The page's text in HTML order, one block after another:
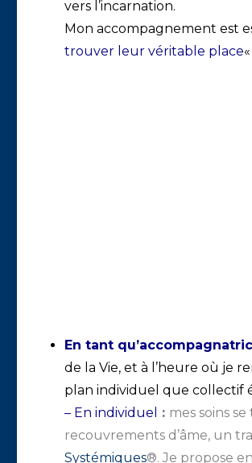
vers l’incarnation.
Mon accompagnement est
trouver leur véritable place
En tant
de la Vie, et à l’heure où je
plan individuel que collectif
– En individuel
: mes soins
recouvrements d’âme, un
Systémiques®. Je propose